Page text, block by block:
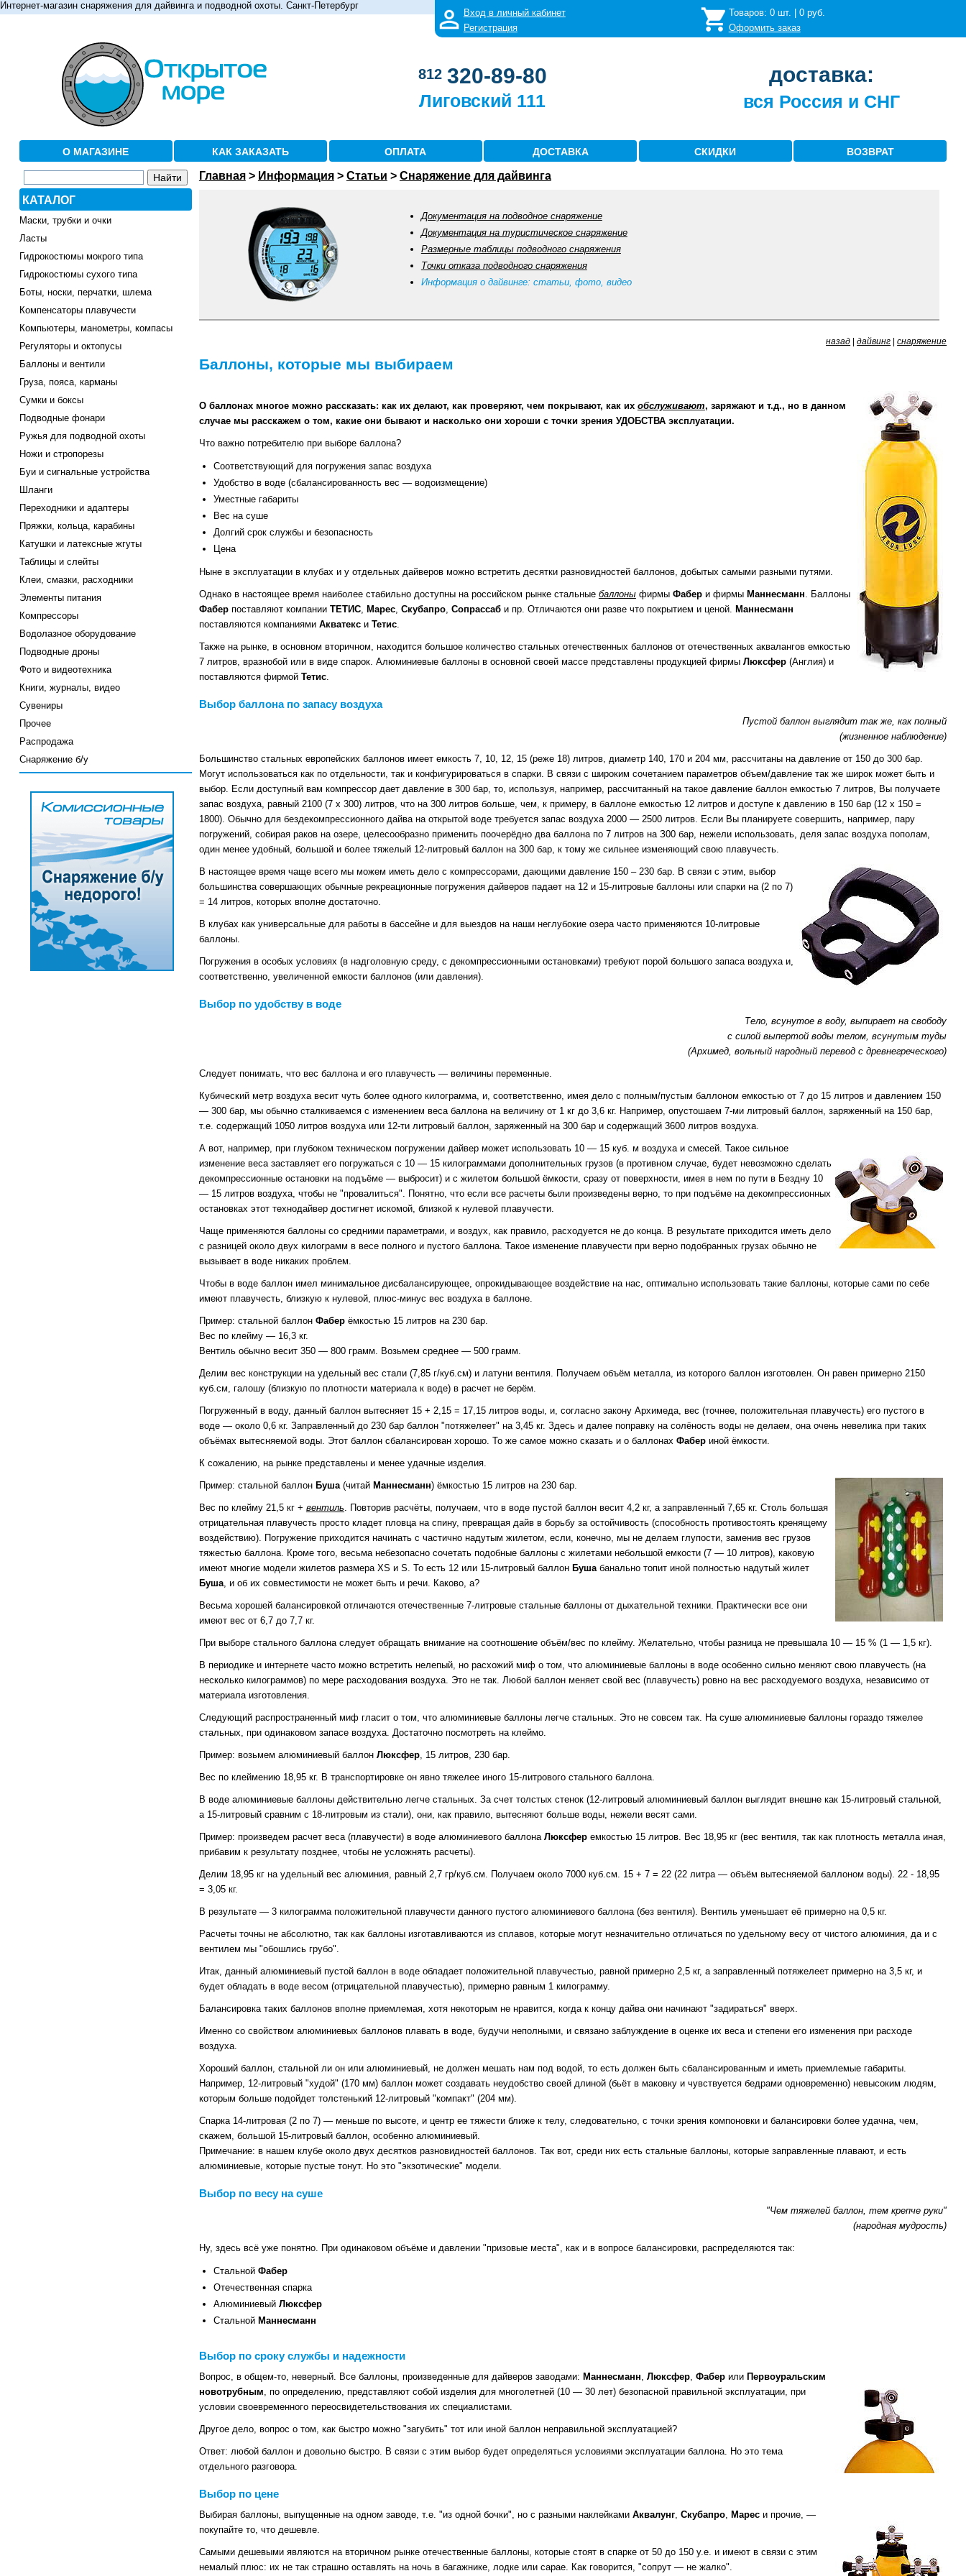
Интернет-магазин снаряжения для дайвинга и подводной охоты. Санкт-Петербург
Вход в личный кабинет
Регистрация
Товаров: 0шт. | 0руб.
Оформить заказ
812 320-89-80
Лиговский 111
доставка:
вся Россия и СНГ
О МАГАЗИНЕ КАК ЗАКАЗАТЬ ОПЛАТА ДОСТАВКА СКИДКИ ВОЗВРАТ
КАТАЛОГ
Маски, трубки и очки
Ласты
Гидрокостюмы мокрого типа
Гидрокостюмы сухого типа
Боты, носки, перчатки, шлема
Компенсаторы плавучести
Компьютеры, манометры, компасы
Регуляторы и октопусы
Баллоны и вентили
Груза, пояса, карманы
Сумки и боксы
Подводные фонари
Ружья для подводной охоты
Ножи и стропорезы
Буи и сигнальные устройства
Шланги
Переходники и адаптеры
Пряжки, кольца, карабины
Катушки и латексные жгуты
Таблицы и слейты
Клеи, смазки, расходники
Элементы питания
Компрессоры
Водолазное оборудование
Подводные дроны
Фото и видеотехника
Книги, журналы, видео
Сувениры
Прочее
Распродажа
Снаряжение б/у
Главная> Информация> Статьи > Снаряжение для дайвинга
Документация на подводное снаряжение
Документация на туристическое снаряжение
Размерные таблицы подводного снаряжения
Точки отказа подводного снаряжения
Информация о дайвинге: статьи, фото, видео
назад |дайвинг |снаряжение
Баллоны, которые мы выбираем
О баллонах многое можно рассказать: как их делают, как проверяют, чем покрывают, как их обслуживают, заряжают и т.д., но в данном
случае мы расскажем о том, какие они бывают и насколько они хороши с точки зрения УДОБСТВА эксплуатации.
Что важно потребителю при выборе баллона?
Соответствующий для погружения запас воздуха
Удобство в воде (сбалансированность вес — водоизмещение)
Уместные габариты
Вес на суше
Долгий срок службы и безопасность
Цена
Ныне в эксплуатации в клубах и у отдельных дайверов можно встретить десятки разновидностей баллонов, добытых самыми разными путями.
Однако в настоящее время наиболее стабильно доступны на российском рынке стальные баллоныфирмы Фабери фирмы Маннесманн. Баллоны
Фаберпоставляют компании ТЕТИС, Марес, Скубапро, Сопрасcаби пр. Отличаются они разве что покрытием и ценой. Маннесманн
поставляются компаниями Акватекси Тетис.
Также на рынке, в основном вторичном, находится большое количество стальных отечественных баллонов от отечественных аквалангов емкостью
7 литров, вразнобой или в виде спарок. Алюминиевые баллоны в основной своей массе представлены продукцией фирмы Люксфер(Англия) и
поставляются фирмой Тетис.
Выбор баллона по запасу воздуха
Пустой баллон выглядит так же, как полный
(жизненное наблюдение)
Большинство стальных европейских баллонов имеет емкость 7, 10, 12, 15 (реже 18) литров, диаметр 140, 170 и 204 мм, рассчитаны на давление от 150 до 300 бар.
Могут использоваться как по отдельности, так и конфигурироваться в спарки. В связи с широким сочетанием параметров объем/давление так же широк может быть и
выбор. Если доступный вам компрессор дает давление в 300 бар, то, используя, например, рассчитанный на такое давление баллон емкостью 7 литров, Вы получаете
запас воздуха, равный 2100 (7 х 300) литров, что на 300 литров больше, чем, к примеру, в баллоне емкостью 12 литров и доступе к давлению в 150 бар (12 х 150 =
1800). Обычно для бездекомпрессионного дайва на открытой воде требуется запас воздуха 2000 — 2500 литров. Если Вы планируете совершить, например, пару
погружений, собирая раков на озере, целесообразно применить поочерёдно два баллона по 7 литров на З00 бар, нежели использовать, деля запас воздуха пополам,
один менее удобный, большой и более тяжелый 12-литровый баллон на 300 бар, к тому же сильнее изменяющий свою плавучесть.
В настоящее время чаще всего мы можем иметь дело с компрессорами, дающими давление 150 – 230 бар. В связи с этим, выбор
большинства совершающих обычные рекреационные погружения дайверов падает на 12 и 15-литровые баллоны или спарки на (2 по 7)
= 14 литров, которых вполне достаточно.
В клубах как универсальные для работы в бассейне и для выездов на наши неглубокие озера часто применяются 10-литровые
баллоны.
Погружения в особых условиях (в надголовную среду, с декомпрессионными остановками) требуют порой большого запаса воздуха и,
соответственно, увеличенной емкости баллонов (или давления).
Выбор по удобству в воде
Тело, всунутое в воду, выпирает на свободу
с силой выпертой воды телом, всунутым туды
(Архимед, вольный народный перевод с древнегреческого)
Следует понимать, что вес баллона и его плавучесть — величины переменные.
Кубический метр воздуха весит чуть более одного килограмма, и, соответственно, имея дело с полным/пустым баллоном емкостью от 7 до 15 литров и давлением 150
— 300 бар, мы обычно сталкиваемся с изменением веса баллона на величину от 1 кг до 3,6 кг. Например, опустошаем 7-ми литровый баллон, заряженный на 150 бар,
т.е. содержащий 1050 литров воздуха или 12-ти литровый баллон, заряженный на 300 бар и содержащий 3600 литров воздуха.
А вот, например, при глубоком техническом погружении дайвер может использовать 10 — 15 куб. м воздуха и смесей. Такое сильное
изменение веса заставляет его погружаться с 10 — 15 килограммами дополнительных грузов (в противном случае, будет невозможно сделать
декомпрессионные остановки на подъёме — выбросит) и с жилетом большой ёмкости, сразу от поверхности, имея в нем по пути в Бездну 10
— 15 литров воздуха, чтобы не "провалиться". Понятно, что если все расчеты были произведены верно, то при подъёме на декомпрессионных
остановках этот технодайвер достигнет искомой, близкой к нулевой плавучести.
Чаще применяются баллоны со средними параметрами, и воздух, как правило, расходуется не до конца. В результате приходится иметь дело
с разницей около двух килограмм в весе полного и пустого баллона. Такое изменение плавучести при верно подобранных грузах обычно не
вызывает в воде никаких проблем.
Чтобы в воде баллон имел минимальное дисбалансирующее, опрокидывающее воздействие на нас, оптимально использовать такие баллоны, которые сами по себе
имеют плавучесть, близкую к нулевой, плюс-минус вес воздуха в баллоне.
Пример: стальной баллон Фаберёмкостью 15 литров на 230 бар.
Вес по клейму — 16,3 кг.
Вентиль обычно весит 350 — 800 грамм. Возьмем среднее — 500 грамм.
Делим вес конструкции на удельный вес стали (7,85 г/куб.см) и латуни вентиля. Получаем объём металла, из которого баллон изготовлен. Он равен примерно 2150
куб.см, галошу (близкую по плотности материала к воде) в расчет не берём.
Погруженный в воду, данный баллон вытесняет 15 + 2,15 = 17,15 литров воды, и, согласно закону Архимеда, вес (точнее, положительная плавучесть) его пустого в
воде — около 0,6 кг. Заправленный до 230 бар баллон "потяжелеет" на 3,45 кг. Здесь и далее поправку на солёность воды не делаем, она очень невелика при таких
объёмах вытесняемой воды. Этот баллон сбалансирован хорошо. То же самое можно сказать и о баллонах Фабериной ёмкости.
К сожалению, на рынке представлены и менее удачные изделия.
Пример: стальной баллон Буша(читай Маннесманн) ёмкостью 15 литров на 230 бар.
Вес по клейму 21,5 кг + вентиль. Повторив расчёты, получаем, что в воде пустой баллон весит 4,2 кг, а заправленный 7,65 кг. Столь большая
отрицательная плавучесть просто кладет пловца на спину, превращая дайв в борьбу за остойчивость (способность противостоять кренящему
воздействию). Погружение приходится начинать с частично надутым жилетом, если, конечно, мы не делаем глупости, заменив вес грузов
тяжестью баллона. Кроме того, весьма небезопасно сочетать подобные баллоны с жилетами небольшой емкости (7 — 10 литров), каковую
имеют многие модели жилетов размера ХS и S. То есть 12 или 15-литровый баллон Бушабанально топит иной полностью надутый жилет
Буша, и об их совместимости не может быть и речи. Каково, а?
Весьма хорошей балансировкой отличаются отечественные 7-литровые стальные баллоны от дыхательной техники. Практически все они
имеют вес от 6,7 до 7,7 кг.
При выборе стального баллона следует обращать внимание на соотношение объём/вес по клейму. Желательно, чтобы разница не превышала 10 — 15 % (1 — 1,5 кг).
В периодике и интернете часто можно встретить нелепый, но расхожий миф о том, что алюминиевые баллоны в воде особенно сильно меняют свою плавучесть (на
несколько килограммов) по мере расходования воздуха. Это не так. Любой баллон меняет свой вес (плавучесть) ровно на вес расходуемого воздуха, независимо от
материала изготовления.
Следующий распространенный миф гласит о том, что алюминиевые баллоны легче стальных. Это не совсем так. На суше алюминиевые баллоны гораздо тяжелее
стальных, при одинаковом запасе воздуха. Достаточно посмотреть на клеймо.
Пример: возьмем алюминиевый баллон Люксфер, 15 литров, 230 бар.
Вес по клеймению 18,95 кг. В транспортировке он явно тяжелее иного 15-литрового стального баллона.
В воде алюминиевые баллоны действительно легче стальных. За счет толстых стенок (12-литровый алюминиевый баллон выглядит внешне как 15-литровый стальной,
а 15-литровый сравним с 18-литровым из стали), они, как правило, вытесняют больше воды, нежели весят сами.
Пример: произведем расчет веса (плавучести) в воде алюминиевого баллона Люксферемкостью 15 литров. Вес 18,95 кг (вес вентиля, так как плотность металла иная,
прибавим к результату позднее, чтобы не усложнять расчеты).
Делим 18,95 кг на удельный вес алюминия, равный 2,7 гр/куб.см. Получаем около 7000 куб.см. 15 + 7 = 22 (22 литра — объём вытесняемой баллоном воды). 22 - 18,95
= 3,05 кг.
В результате — 3 килограмма положительной плавучести данного пустого алюминиевого баллона (без вентиля). Вентиль уменьшает её примерно на 0,5 кг.
Расчеты точны не абсолютно, так как баллоны изготавливаются из сплавов, которые могут незначительно отличаться по удельному весу от чистого алюминия, да и с
вентилем мы "обошлись грубо".
Итак, данный алюминиевый пустой баллон в воде обладает положительной плавучестью, равной примерно 2,5 кг, а заправленный потяжелеет примерно на 3,5 кг, и
будет обладать в воде весом (отрицательной плавучестью), примерно равным 1 килограмму.
Балансировка таких баллонов вполне приемлемая, хотя некоторым не нравится, когда к концу дайва они начинают "задираться" вверх.
Именно со свойством алюминиевых баллонов плавать в воде, будучи неполными, и связано заблуждение в оценке их веса и степени его изменения при расходе
воздуха.
Хороший баллон, стальной ли он или алюминиевый, не должен мешать нам под водой, то есть должен быть сбалансированным и иметь приемлемые габариты.
Например, 12-литровый "худой" (170 мм) баллон может создавать неудобство своей длиной (бьёт в маковку и чувствуется бедрами одновременно) невысоким людям,
которым больше подойдет толстенький 12-литровый "компакт" (204 мм).
Спарка 14-литровая (2 по 7) — меньше по высоте, и центр ее тяжести ближе к телу, следовательно, с точки зрения компоновки и балансировки более удачна, чем,
скажем, большой 15-литровый баллон, особенно алюминиевый.
Примечание: в нашем клубе около двух десятков разновидностей баллонов. Так вот, среди них есть стальные баллоны, которые заправленные плавают, и есть
алюминиевые, которые пустые тонут. Но это "экзотические" модели.
Выбор по весу на суше
"Чем тяжелей баллон, тем крепче руки"
(народная мудрость)
Ну, здесь всё уже понятно. При одинаковом объёме и давлении "призовые места", как и в вопросе балансировки, распределяются так:
Стальной Фабер
Отечественная спарка
Алюминиевый Люксфер
Стальной Маннесманн
Выбор по сроку службы и надежности
Вопрос, в общем-то, неверный. Все баллоны, произведенные для дайверов заводами: Маннесманн, Люксфер, Фаберили Первоуральским
новотрубным, по определению, представляют собой изделия для многолетней (10 — 30 лет) безопасной правильной эксплуатации, при
условии своевременного переосвидетельствования их специалистами.
Другое дело, вопрос о том, как быстро можно "загубить" тот или иной баллон неправильной эксплуатацией?
Ответ: любой баллон и довольно быстро. В связи с этим выбор будет определяться условиями эксплуатации баллона. Но это тема
отдельного разговора.
Выбор по цене
Выбирая баллоны, выпущенные на одном заводе, т.е. "из одной бочки", но с разными наклейками Аквалунг, Скубапро, Мареси прочие, —
покупайте то, что дешевле.
Самыми дешевыми являются на вторичном рынке отечественные баллоны, которые стоят в спарке от 50 до 150 у.е. и имеют в связи с этим
немалый плюс: их не так страшно оставлять на ночь в багажнике, лодке или сарае. Как говорится, "сопрут — не жалко".